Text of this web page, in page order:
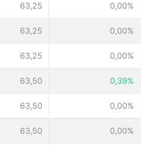
63,25 0,00%
63,25 0,00%
63,25 0,00%
63,50 0,39%
63,50 0,00%
63,50 0,00%